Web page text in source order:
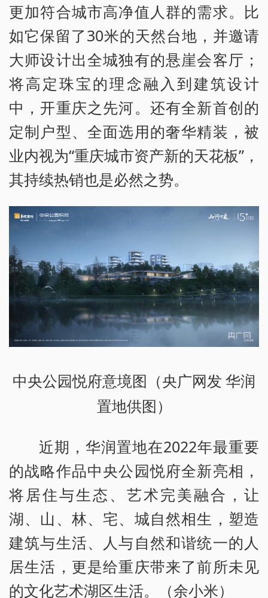
更加符合城市高净值人群的需求。比
如它保留了30米的天然台地，并邀请
大师设计出全城独有的悬崖会客厅；
将高定珠宝的理念融入到建筑设计
中，开重庆之先河。还有全新首创的
定制户型、全面选用的奢华精装，被
业内视为“重庆城市资产新的天花板”，
其持续热销也是必然之势。
中央公园悦府意境图（央广网发 华润
置地供图）
近期，华润置地在2022年最重要
的战略作品中央公园悦府全新亮相，
将居住与生态、艺术完美融合，让
湖、山、林、宅、城自然相生，塑造
建筑与生活、人与自然和谐统一的人
居生活，更是给重庆带来了前所未见
的文化艺术湖区生活。（余小米）